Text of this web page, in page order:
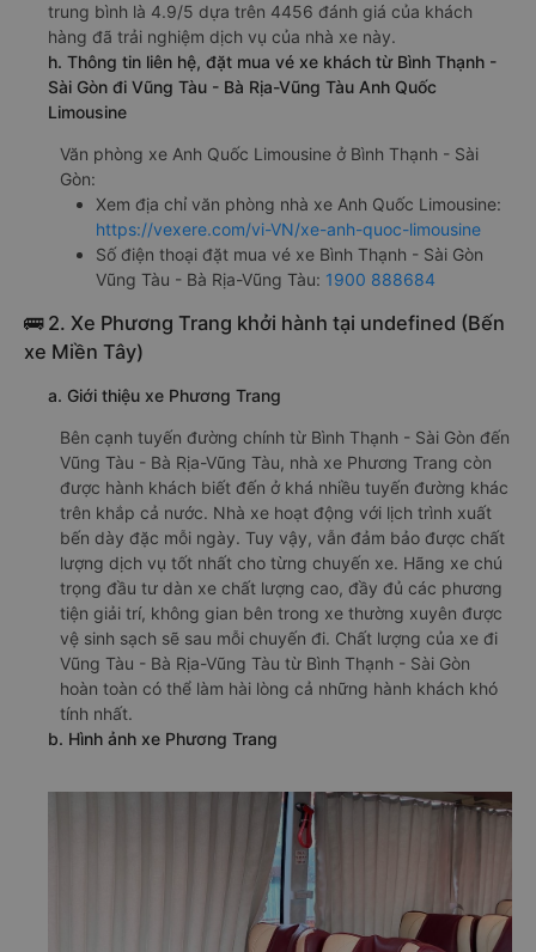
trung bình là 4.9/5 dựa trên 4456 đánh giá của khách
hàng đã trải nghiệm dịch vụ của nhà xe này.
h. Thông tin liên hệ, đặt mua vé xe khách từ Bình Thạnh -
Sài Gòn đi Vũng Tàu - Bà Rịa-Vũng Tàu Anh Quốc
Limousine
Văn phòng xe Anh Quốc Limousine ở Bình Thạnh - Sài
Gòn:
Xem địa chỉ văn phòng nhà xe Anh Quốc Limousine:
https://vexere.com/vi-VN/xe-anh-quoc-limousine
Số điện thoại đặt mua vé xe Bình Thạnh - Sài Gòn
Vũng Tàu - Bà Rịa-Vũng Tàu: 1900 888684
🚌 2. Xe Phương Trang khởi hành tại undefined (Bến
xe Miền Tây)
a. Giới thiệu xe Phương Trang
Bên cạnh tuyến đường chính từ Bình Thạnh - Sài Gòn đến
Vũng Tàu - Bà Rịa-Vũng Tàu, nhà xe Phương Trang còn
được hành khách biết đến ở khá nhiều tuyến đường khác
trên khắp cả nước. Nhà xe hoạt động với lịch trình xuất
bến dày đặc mỗi ngày. Tuy vậy, vẫn đảm bảo được chất
lượng dịch vụ tốt nhất cho từng chuyến xe. Hãng xe chú
trọng đầu tư dàn xe chất lượng cao, đầy đủ các phương
tiện giải trí, không gian bên trong xe thường xuyên được
vệ sinh sạch sẽ sau mỗi chuyến đi. Chất lượng của xe đi
Vũng Tàu - Bà Rịa-Vũng Tàu từ Bình Thạnh - Sài Gòn
hoàn toàn có thể làm hài lòng cả những hành khách khó
tính nhất.
b. Hình ảnh xe Phương Trang